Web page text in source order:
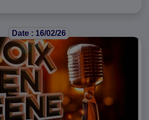
Date : 16/02/26